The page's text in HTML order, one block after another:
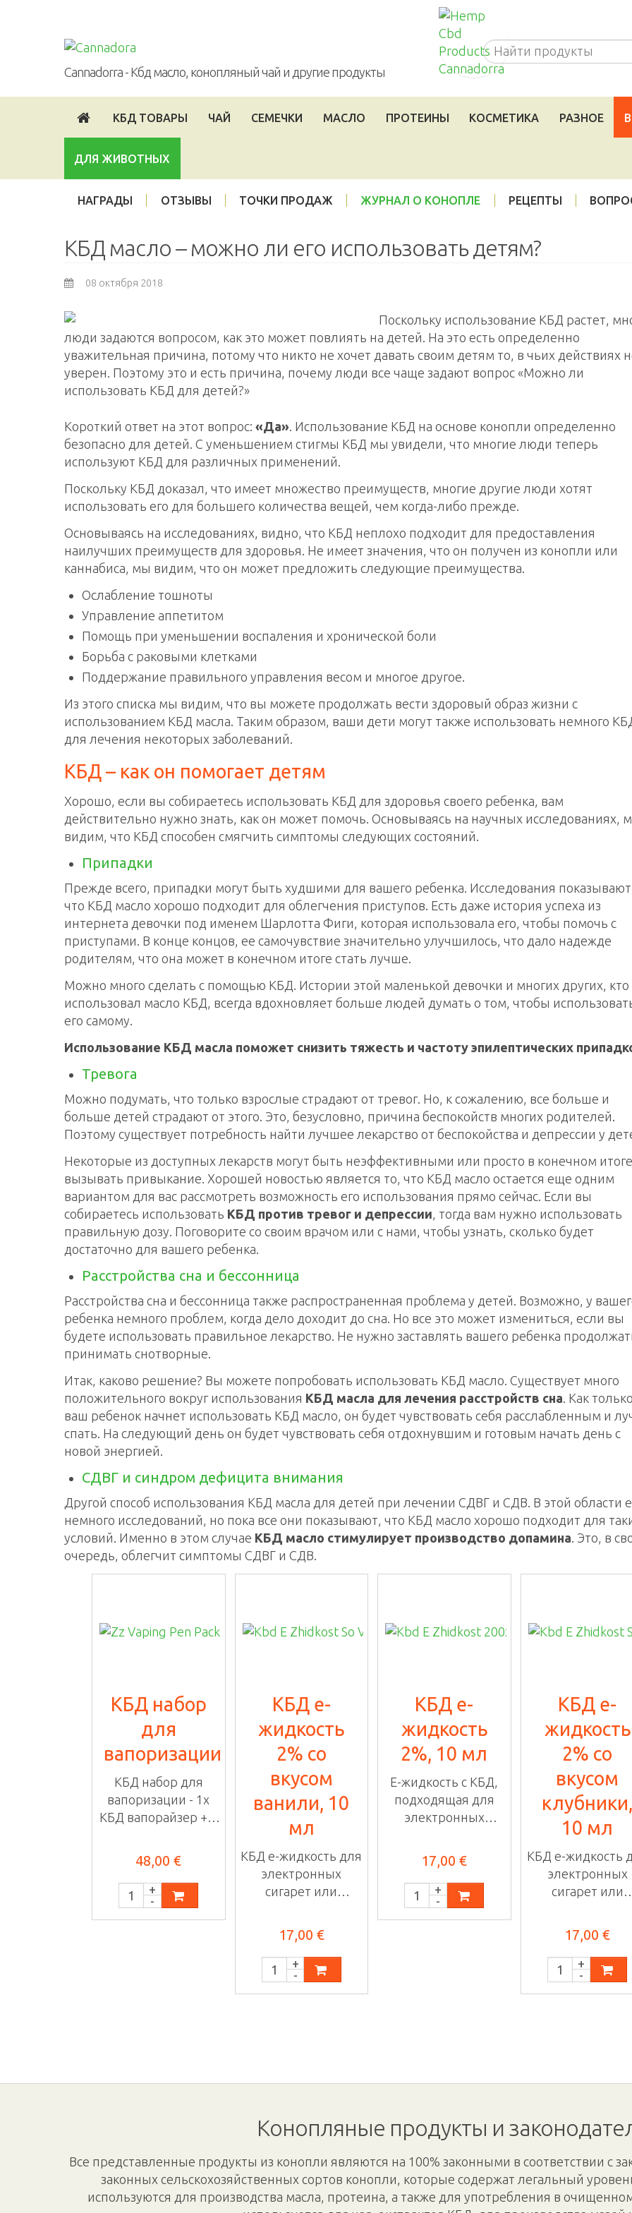
Cannadorra - Кбд масло, конопляный чай и другие продукты
КБД ТОВАРЫ ЧАЙ СЕМЕЧКИ МАСЛО ПРОТЕИНЫ КОСМЕТИКА РАЗНОЕ
ДЛЯ ЖИВОТНЫХ
НАГРАДЫ ОТЗЫВЫ ТОЧКИ ПРОДАЖ ЖУРНАЛ О КОНОПЛЕ РЕЦЕПТЫ
КБД масло – можно ли его использовать детям?
08 октября 2018
Поскольку использование КБД растет,
люди задаются вопросом, как это может повлиять на детей. На это есть определенно
уважительная причина, потому что никто не хочет давать своим детям то, в чьих действиях
уверен. Поэтому это и есть причина, почему люди все чаще задают вопрос «Можно ли
использовать КБД для детей?»
Короткий ответ на этот вопрос: «Да». Использование КБД на основе конопли определенно
безопасно для детей. С уменьшением стигмы КБД мы увидели, что многие люди теперь
используют КБД для различных применений.
Поскольку КБД доказал, что имеет множество преимуществ, многие другие люди хотят
использовать его для большего количества вещей, чем когда-либо прежде.
Основываясь на исследованиях, видно, что КБД неплохо подходит для предоставления
наилучших преимуществ для здоровья. Не имеет значения, что он получен из конопли или
каннабиса, мы видим, что он может предложить следующие преимущества.
Ослабление тошноты
Управление аппетитом
Помощь при уменьшении воспаления и хронической боли
Борьба с раковыми клетками
Поддержание правильного управления весом и многое другое.
Из этого списка мы видим, что вы можете продолжать вести здоровый образ жизни с
использованием КБД масла. Таким образом, ваши дети могут также использовать немного
для лечения некоторых заболеваний.
КБД – как он помогает детям
Хорошо, если вы собираетесь использовать КБД для здоровья своего ребенка, вам
действительно нужно знать, как он может помочь. Основываясь на научных исследованиях,
видим, что КБД способен смягчить симптомы следующих состояний.
Припадки
Прежде всего, припадки могут быть худшими для вашего ребенка. Исследования
что КБД масло хорошо подходит для облегчения приступов. Есть даже история успеха из
интернета девочки под именем Шарлотта Фиги, которая использовала его, чтобы помочь с
приступами. В конце концов, ее самочувствие значительно улучшилось, что дало надежде
родителям, что она может в конечном итоге стать лучше.
Можно много сделать с помощью КБД. Истории этой маленькой девочки и многих других, кто
использовал масло КБД, всегда вдохновляет больше людей думать о том, чтобы
его самому.
Использование КБД масла поможет снизить тяжесть и частоту эпилептических
Тревога
Можно подумать, что только взрослые страдают от тревог. Но, к сожалению, все больше и
больше детей страдают от этого. Это, безусловно, причина беспокойств многих родителей.
Поэтому существует потребность найти лучшее лекарство от беспокойства и депрессии у
Некоторые из доступных лекарств могут быть неэффективными или просто в конечном итоге
вызывать привыкание. Хорошей новостью является то, что КБД масло остается еще одним
вариантом для вас рассмотреть возможность его использования прямо сейчас. Если вы
собираетесь использовать КБД против тревог и депрессии, тогда вам нужно использовать
правильную дозу. Поговорите со своим врачом или с нами, чтобы узнать, сколько будет
достаточно для вашего ребенка.
Расстройства сна и бессонница
Расстройства сна и бессонница также распространенная проблема у детей. Возможно, у
ребенка немного проблем, когда дело доходит до сна. Но все это может измениться, если вы
будете использовать правильное лекарство. Не нужно заставлять вашего ребенка
принимать снотворные.
Итак, каково решение? Вы можете попробовать использовать КБД масло. Существует много
положительного вокруг использования КБД масла для лечения расстройств сна. Как только
ваш ребенок начнет использовать КБД масло, он будет чувствовать себя расслабленным и
спать. На следующий день он будет чувствовать себя отдохнувшим и готовым начать день с
новой энергией.
СДВГ и синдром дефицита внимания
Другой способ использования КБД масла для детей при лечении СДВГ и СДВ. В этой области
немного исследований, но пока все они показывают, что КБД масло хорошо подходит для
условий. Именно в этом случае КБД масло стимулирует производство допамина. Это, в
очередь, облегчит симптомы СДВГ и СДВ.
КБД набор
для
вапоризации
КБД набор для
вапоризации - 1x
КБД вапорайзер + 2
...
48,00 €
КБД е-
жидкость
2% со
вкусом
ванили, 10
мл
КБД е-жидкость для
электронных
сигарет или
вкусом ...
17,00 €
КБД е-
жидкость
2%, 10 мл
E-жидкость с КБД,
подходящая для
электронных
вапорайзера, ...
17,00 €
КБД е-
жидкость
2% со
вкусом
клубники,
10 мл
КБД е-жидкость
электронных
сигарет или
вкусом ...
17,00 €
Конопляные продукты и
Все представленные продукты из конопли являются на 100% законными в соответствии с
законных сельскохозяйственных сортов конопли, которые содержат легальный
используются для производства масла, протеина, а также для употребления в